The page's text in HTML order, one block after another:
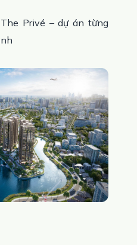
Privé – dự án từng